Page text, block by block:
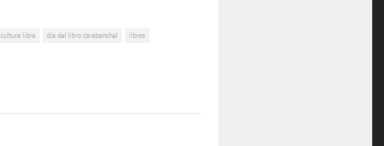
cultura libre dia del libro carabanchel libros